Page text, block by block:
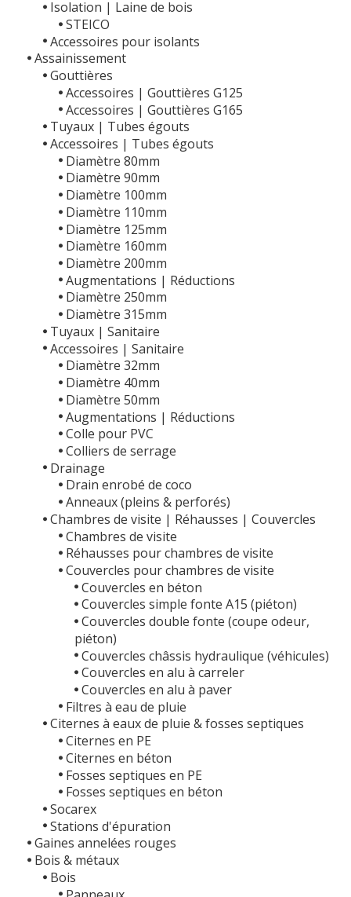
Isolation | Laine de bois
STEICO
Accessoires pour isolants
Assainissement
Gouttières
Accessoires | Gouttières G125
Accessoires | Gouttières G165
Tuyaux | Tubes égouts
Accessoires | Tubes égouts
Diamètre 80mm
Diamètre 90mm
Diamètre 100mm
Diamètre 110mm
Diamètre 125mm
Diamètre 160mm
Diamètre 200mm
Augmentations | Réductions
Diamètre 250mm
Diamètre 315mm
Tuyaux | Sanitaire
Accessoires | Sanitaire
Diamètre 32mm
Diamètre 40mm
Diamètre 50mm
Augmentations | Réductions
Colle pour PVC
Colliers de serrage
Drainage
Drain enrobé de coco
Anneaux (pleins & perforés)
Chambres de visite | Réhausses | Couvercles
Chambres de visite
Réhausses pour chambres de visite
Couvercles pour chambres de visite
Couvercles en béton
Couvercles simple fonte A15 (piéton)
Couvercles double fonte (coupe odeur,
piéton)
Couvercles châssis hydraulique (véhicules)
Couvercles en alu à carreler
Couvercles en alu à paver
Filtres à eau de pluie
Citernes à eaux de pluie & fosses septiques
Citernes en PE
Citernes en béton
Fosses septiques en PE
Fosses septiques en béton
Socarex
Stations d'épuration
Gaines annelées rouges
Bois & métaux
Bois